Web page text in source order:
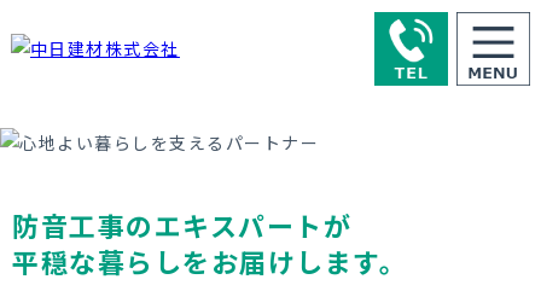
防音工事のエキスパートが
平穏な暮らしをお届けします。